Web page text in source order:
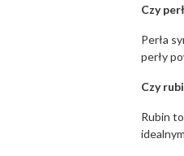
Czy
Perła
perły
Czy
Rubin